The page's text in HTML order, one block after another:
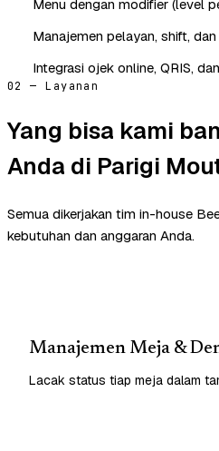
Menu dengan modifier (level
Manajemen pelayan, shift,
Integrasi ojek online, QRIS,
02 — Layanan
Yang bisa kami
Anda di Parigi
Semua dikerjakan tim in-house
kebutuhan dan anggaran Anda.
Manajemen Meja &
Lacak status tiap meja dalam